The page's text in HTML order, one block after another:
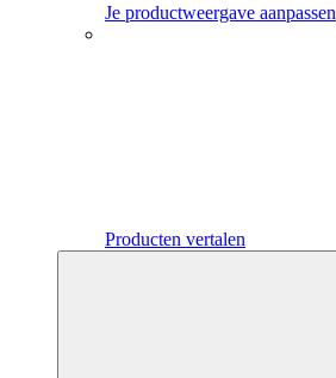
Je productweergave aanpassen
Producten vertalen